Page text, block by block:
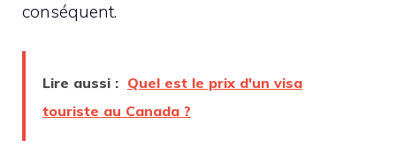
conséquent.
Lire aussi : Quel est le prix d'un visa
touriste au Canada ?